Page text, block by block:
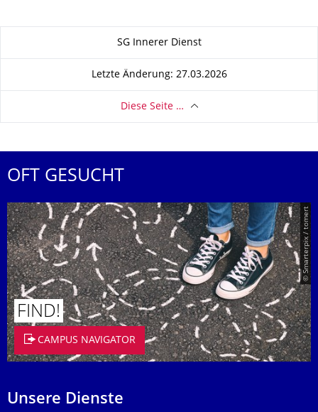
SG Innerer Dienst
Letzte Änderung: 27.03.2026
Diese Seite …
OFT GESUCHT
© Smarterpix / tomert
FIND!
CAMPUS NAVIGATOR
Unsere Dienste